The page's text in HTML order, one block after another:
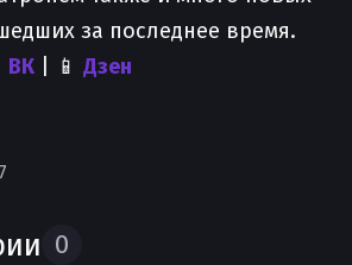
за последнее время.
ВК | 📱 Дзен
0